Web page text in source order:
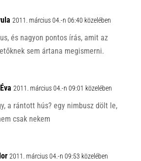
2011. március 04.-n 06:40 közelében
és nagyon pontos írás, amit az
sem ártana megismerni.
2011. március 04.-n 09:01 közelében
a rántott hús? egy nimbusz dölt le,
csak nekem
2011. március 04.-n 09:53 közelében